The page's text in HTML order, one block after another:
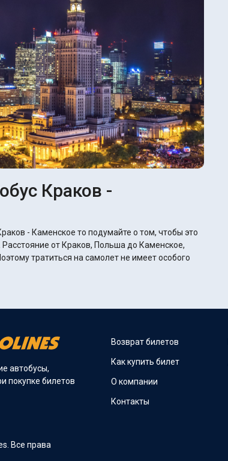
Краков -
- Каменское то подумайте о том, чтобы это
от Краков, Польша до Каменское,
тратиться на самолет не имеет особого
автобусы,
покупке билетов
Все права
Возврат билетов
Как купить билет
О компании
Контакты